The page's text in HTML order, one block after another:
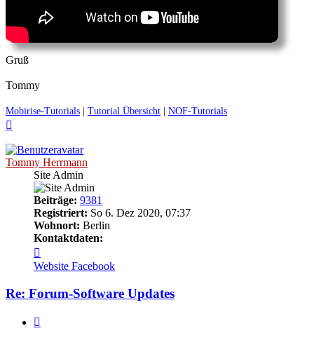
Gruß
Tommy
Mobirise-Tutorials Tutorial Übersicht NOF-Tutorials
Tommy Herrmann
Site Admin
Beiträge: 9381
Registriert: So 6. Dez 2020, 07:37
Wohnort: Berlin
Kontaktdaten:
von
Tommy
Herrmann
Website Facebook
Re: Forum-Software Updates